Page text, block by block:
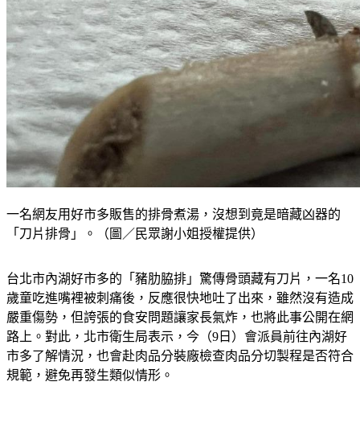
一名網友用好市多販售的排骨煮湯，沒想到竟是暗藏凶器的
「刀片排骨」。（圖／民眾謝小姐授權提供）
台北市內湖好市多的「豬肋脇排」驚傳骨頭藏有刀片，一名10
歲童吃進嘴裡被刺痛後，反應很快地吐了出來，雖然沒有造成
嚴重傷勢，但誇張的食安問題讓家長氣炸，也將此事公開在網
路上。對此，北市衛生局表示，今（9日）會派員前往內湖好
市多了解情況，也會赴肉品分裝廠檢查肉品分切製程是否符合
規範，避免再發生類似情形。